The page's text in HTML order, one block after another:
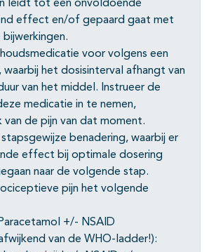
leidt tot een onvoldoende
effect en/of gepaard gaat met
voor volgens een
waarbij het dosisinterval afhangt van
van het middel. Instrueer de
medicatie in te nemen,
van de pijn van dat moment.
stapsgewijze benadering, waarbij er
effect bij optimale dosering
naar de volgende stap.
pijn het volgende
+/- NSAID
van de WHO-ladder!):